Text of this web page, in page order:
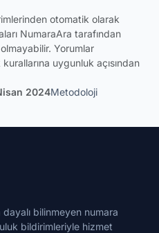
otomatik olarak
NumaraAra tarafından
Yorumlar
uygunluk açısından
2024Metodoloji
dayalı bilinmeyen numara
bildirimleriyle hizmet